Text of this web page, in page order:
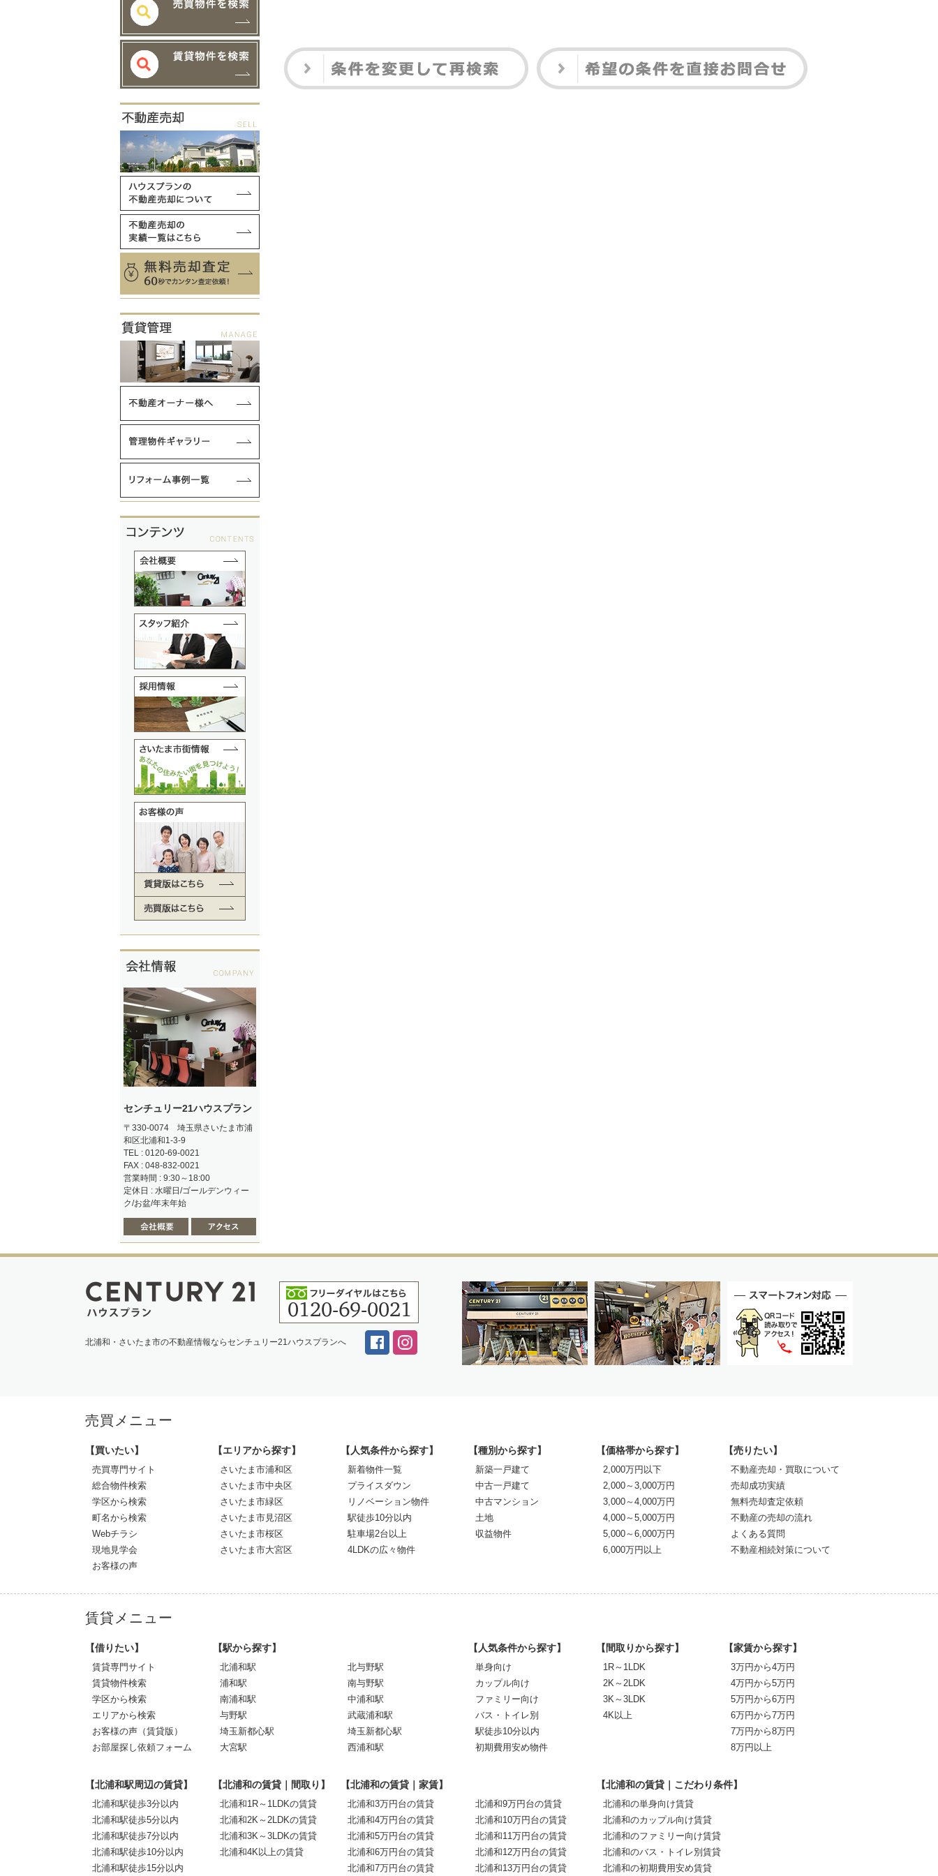
センチュリー21ハウスプラン
〒330-0074 埼玉県さいたま市浦
和区北浦和1-3-9
TEL : 0120-69-0021
FAX : 048-832-0021
営業時間 : 9:30～18:00
定休日 : 水曜日/ゴールデンウィー
ク/お盆/年末年始
北浦和・さいたま市の不動産情報ならセンチュリー21ハウスプランへ
売買メニュー
【買いたい】
売買専門サイト
総合物件検索
学区から検索
町名から検索
Webチラシ
現地見学会
お客様の声
【エリアから探す】
さいたま市浦和区
さいたま市中央区
さいたま市緑区
さいたま市見沼区
さいたま市桜区
さいたま市大宮区
【人気条件から探す】
新着物件一覧
プライスダウン
リノベーション物件
駅徒歩10分以内
駐車場2台以上
4LDKの広々物件
【種別から探す】
新築一戸建て
中古一戸建て
中古マンション
土地
収益物件
【価格帯から探す】
2,000万円以下
2,000～3,000万円
3,000～4,000万円
4,000～5,000万円
5,000～6,000万円
6,000万円以上
【売りたい】
不動産売却・買取について
売却成功実績
無料売却査定依頼
不動産の売却の流れ
よくある質問
不動産相続対策について
賃貸メニュー
【借りたい】
賃貸専門サイト
賃貸物件検索
学区から検索
エリアから検索
お客様の声（賃貸版）
お部屋探し依頼フォーム
【駅から探す】
北浦和駅
浦和駅
南浦和駅
与野駅
埼玉新都心駅
大宮駅
北与野駅
南与野駅
中浦和駅
武蔵浦和駅
埼玉新都心駅
西浦和駅
【人気条件から探す】
単身向け
カップル向け
ファミリー向け
バス・トイレ別
駅徒歩10分以内
初期費用安め物件
【間取りから探す】
1R～1LDK
2K～2LDK
3K～3LDK
4K以上
【家賃から探す】
3万円から4万円
4万円から5万円
5万円から6万円
6万円から7万円
7万円から8万円
8万円以上
【北浦和駅周辺の賃貸】
北浦和駅徒歩3分以内
北浦和駅徒歩5分以内
北浦和駅徒歩7分以内
北浦和駅徒歩10分以内
北浦和駅徒歩15分以内
【北浦和の賃貸｜間取り】
北浦和1R～1LDKの賃貸
北浦和2K～2LDKの賃貸
北浦和3K～3LDKの賃貸
北浦和4K以上の賃貸
【北浦和の賃貸｜家賃】
北浦和3万円台の賃貸
北浦和4万円台の賃貸
北浦和5万円台の賃貸
北浦和6万円台の賃貸
北浦和7万円台の賃貸
北浦和9万円台の賃貸
北浦和10万円台の賃貸
北浦和11万円台の賃貸
北浦和12万円台の賃貸
北浦和13万円台の賃貸
【北浦和の賃貸｜こだわり条件】
北浦和の単身向け賃貸
北浦和のカップル向け賃貸
北浦和のファミリー向け賃貸
北浦和のバス・トイレ別賃貸
北浦和の初期費用安め賃貸